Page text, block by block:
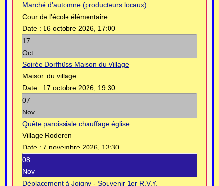
Marché d'automne (producteurs locaux)
Cour de l'école élémentaire
Date : 16 octobre 2026, 17:00
17
Oct
Soirée Dorfhüss Maison du Village
Maison du village
Date : 17 octobre 2026, 19:30
07
Nov
Quête paroissiale chauffage église
Village Roderen
Date : 7 novembre 2026, 13:30
08
Nov
Déplacement à Joigny - Souvenir 1er R.V.Y.